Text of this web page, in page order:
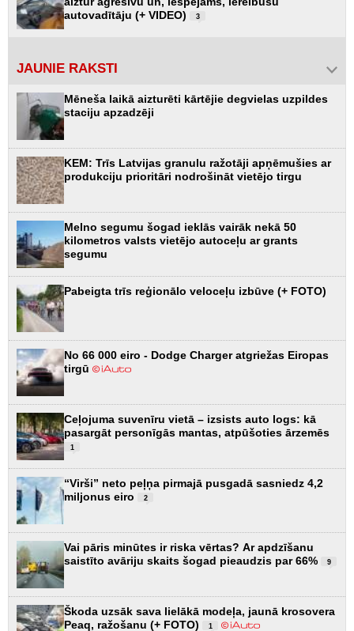
autovadītāju (+ VIDEO)
3
JAUNIE RAKSTI
Mēneša laikā aizturēti kārtējie degvielas uzpildes
staciju apzadzēji
KEM: Trīs Latvijas granulu ražotāji apņēmušies ar
produkciju prioritāri nodrošināt vietējo tirgu
Melno segumu šogad ieklās vairāk nekā 50
kilometros valsts vietējo autoceļu ar grants
segumu
Pabeigta trīs reģionālo veloceļu izbūve (+ FOTO)
No 66 000 eiro - Dodge Charger atgriežas Eiropas
tirgū
Ceļojuma suvenīru vietā – izsists auto logs: kā
pasargāt personīgās mantas, atpūšoties ārzemēs
1
“Virši” neto peļņa pirmajā pusgadā sasniedz 4,2
miljonus eiro
2
Vai pāris minūtes ir riska vērtas? Ar apdzīšanu
saistīto avāriju skaits šogad pieaudzis par 66%
9
Škoda uzsāk sava lielākā modeļa, jaunā krosovera
Peaq, ražošanu (+ FOTO)
1